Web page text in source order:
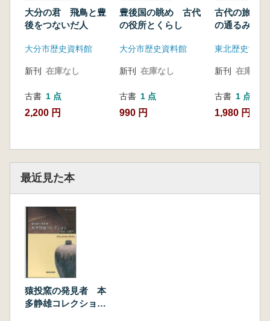
大分の君 飛鳥と豊
後をつないだ人
大分市歴史資料館
新刊 在庫なし
古書 1 点
2,200 円
豊後国の眺め 古代
の役所とくらし
大分市歴史資料館
新刊 在庫なし
古書 1 点
990 円
古代の旅 人
の通るみち
東北歴史博物
新刊 在庫なし
古書 1 点
1,980 円
最近見た本
猿投窯の発見者 本
多静雄コレクショ